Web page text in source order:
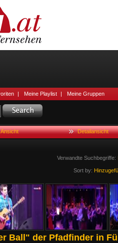
| Meine Playlist | Meine Gruppen
Detailansicht
Verwandte Suchbegriffe:
Sort by:
Ball" der Pfadfinder in